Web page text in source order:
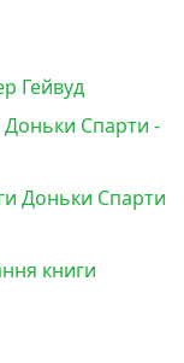
Гейвуд
Спарти -
Доньки Спарти
книги